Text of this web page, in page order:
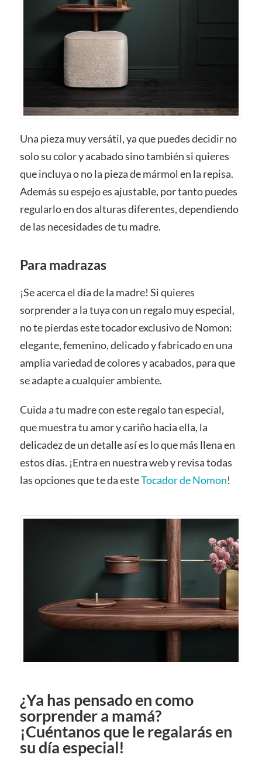
Una pieza muy versátil, ya que puedes decidir no
solo su color y acabado sino también si quieres
que incluya o no la pieza de mármol en la repisa.
Además su espejo es ajustable, por tanto puedes
regularlo en dos alturas diferentes, dependiendo
de las necesidades de tu madre.
Para madrazas
¡Se acerca el día de la madre! Si quieres
sorprender a la tuya con un regalo muy especial,
no te pierdas este tocador exclusivo de Nomon:
elegante, femenino, delicado y fabricado en una
amplia variedad de colores y acabados, para que
se adapte a cualquier ambiente.
Cuida a tu madre con este regalo tan especial,
que muestra tu amor y cariño hacia ella, la
delicadez de un detalle así es lo que más llena en
estos días. ¡Entra en nuestra web y revisa todas
las opciones que te da esteTocador de Nomon!
¿Ya has pensado en como
sorprender a mamá?
¡Cuéntanos que le regalarás en
su día especial!